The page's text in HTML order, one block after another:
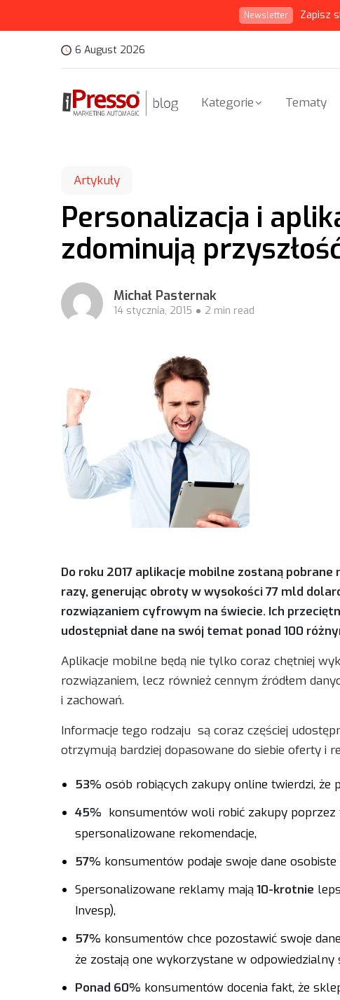
Newsletter Zapisz
6 August 2026
Kategorie Tematy
Artykuły
Personalizacja i
zdominują
Michał Pasternak
14 stycznia, 2015 2 min read
Do roku 2017 aplikacje mobilne zostaną
razy, generując obroty w wysokości 77 mld
rozwiązaniem cyfrowym na świecie. Ich
udostępniał dane na swój temat ponad 100
Aplikacje mobilne będą nie tylko coraz chętniej
rozwiązaniem, lecz również cennym źródłem
i zachowań.
Informacje tego rodzaju są coraz częściej
otrzymują bardziej dopasowane do siebie oferty i
53% osób robiących zakupy online twierdzi, że
45% konsumentów woli robić zakupy poprzez
spersonalizowane rekomendacje,
57% konsumentów podaje swoje dane
Spersonalizowane reklamy mają 10-krotnie
Invesp),
57% konsumentów chce pozostawić swoje
że zostają one wykorzystane w odpowiedzialny
Ponad 60% konsumentów docenia fakt, że